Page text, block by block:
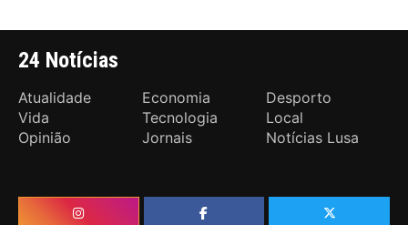
24 Notícias
Atualidade Economia
Desporto
Vida
Tecnologia
Local
Opinião
Jornais Notícias Lusa